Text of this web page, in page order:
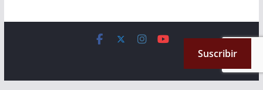
. All rights reserved.
by ThemeGrill. Powered byWordPress.
Suscribir